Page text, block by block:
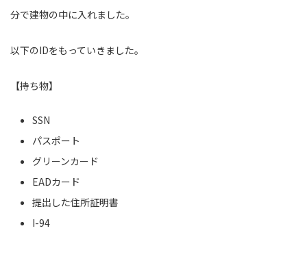
分で建物の中に入れました。
以下のIDをもっていきました。
【持ち物】
SSN
パスポート
グリーンカード
EADカード
提出した住所証明書
I-94